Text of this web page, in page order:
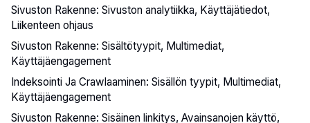
Sivuston Rakenne: Sivuston analytiikka, Käyttäjätiedot,
Liikenteen ohjaus
Sivuston Rakenne: Sisältötyypit, Multimediat,
Käyttäjäengagement
Indeksointi Ja Crawlaaminen: Sisällön tyypit, Multimediat,
Käyttäjäengagement
Sivuston Rakenne: Sisäinen linkitys, Avainsanojen käyttö,